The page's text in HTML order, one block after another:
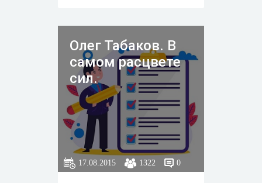
Олег Табаков. В
самом расцвете
сил.
17.08.2015 1322 0